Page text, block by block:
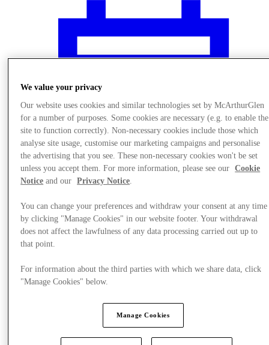
Mi történik?
We value your privacy
Our website uses cookies and similar technologies set by McArthurGlen
for a number of purposes. Some cookies are necessary (e.g. to enable the
site to function correctly). Non-necessary cookies include those which
analyse site usage, customise our marketing campaigns and personalise
the advertising that you see. These non-necessary cookies won't be set
unless you accept them. For more information, please see our
Cookie
Notice and our Privacy Notice.
You can change your preferences and withdraw your consent at any time
by clicking "Manage Cookies" in our website footer. Your withdrawal
does not affect the lawfulness of any data processing carried out up to
that point.
For information about the third parties with which we share data, click
"Manage Cookies" below.
Manage Cookies